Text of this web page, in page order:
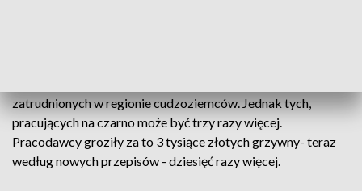
zatrudnionych w regionie cudzoziemców. Jednak tych,
pracujących na czarno może być trzy razy więcej.
Pracodawcy groziły za to 3 tysiące złotych grzywny- teraz
według nowych przepisów - dziesięć razy więcej.